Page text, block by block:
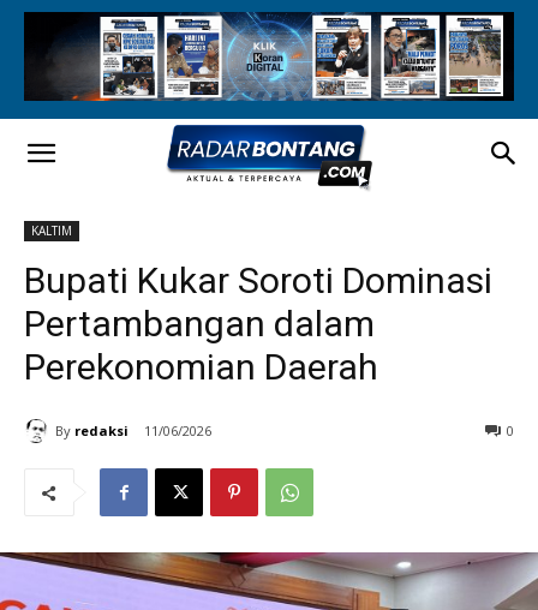
KALTIM
Bupati Kukar Soroti Dominasi
Pertambangan dalam
Perekonomian Daerah
By redaksi 11/06/2026 0